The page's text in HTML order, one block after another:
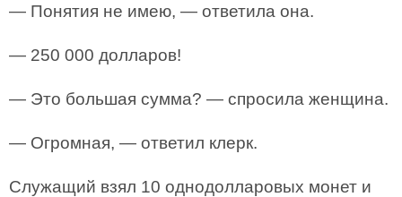
— Понятия не имею, — ответила она.
— 250 000 долларов!
— Это большая сумма? — спросила женщина.
— Огромная, — ответил клерк.
Служащий взял 10 однодолларовых монет и